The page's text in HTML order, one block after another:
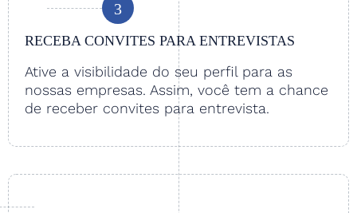
3
RECEBA CONVITES PARA ENTREVISTAS
Ative a visibilidade do seu perfil para as
nossas empresas. Assim, você tem a chance
de receber convites para entrevista.